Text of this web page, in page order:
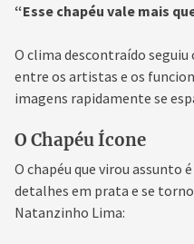
“Esse chapéu vale mais
O clima descontraído
entre os artistas e os
imagens rapidamente se
O Chapéu Ícone
O chapéu que virou assunto
detalhes em prata e se
Natanzinho Lima: